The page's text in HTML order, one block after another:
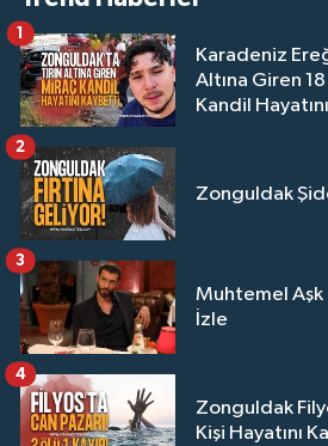
Karadeniz
Altına Giren
Kandil
1
Zonguldak
2
Muhtemel Aşk
İzle
3
Zonguldak
Kişi Hayatını
4